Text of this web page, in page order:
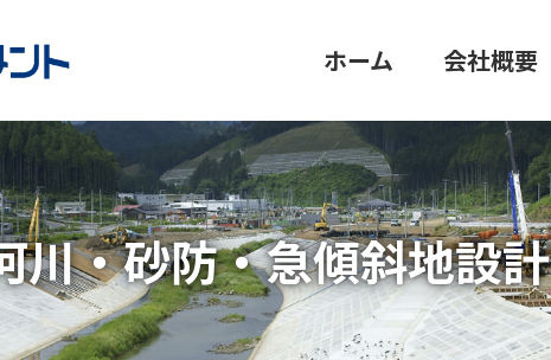
ホーム 会社概要
川・砂防・急傾斜地設計